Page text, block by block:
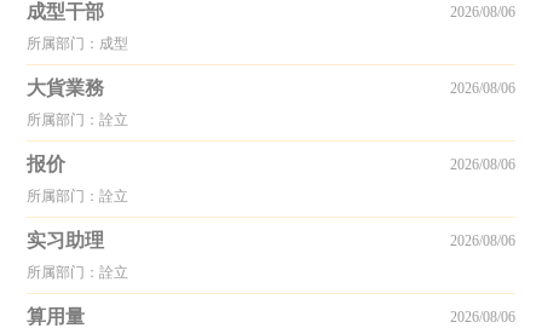
成型干部
所属部门：成型
2026/08/06
大貨業務
所属部门：詮立
2026/08/06
报价
所属部门：詮立
2026/08/06
实习助理
所属部门：詮立
2026/08/06
算用量 2026/08/06